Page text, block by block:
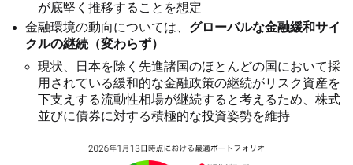
が底堅く推移することを想定
金融環境の動向については、 グローバルな金融緩和サイ
クルの継続（変わらず）
現状、日本を除く先進諸国のほとんどの国において採
用されている緩和的な金融政策の継続がリスク資産を
下支えする流動性相場が継続すると考えるため、株式
並びに債券に対する積極的な投資姿勢を維持